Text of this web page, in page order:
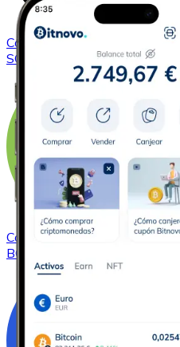
ComprarSolana
con
SOL
ComprarBitcoin Cash con
BCH